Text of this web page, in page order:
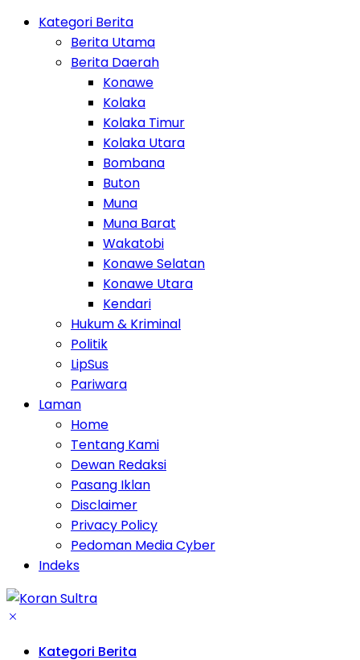
Kategori Berita
Berita Utama
Berita Daerah
Konawe
Kolaka
Kolaka Timur
Kolaka Utara
Bombana
Buton
Muna
Muna Barat
Wakatobi
Konawe Selatan
Konawe Utara
Kendari
Hukum & Kriminal
Politik
LipSus
Pariwara
Laman
Home
Tentang Kami
Dewan Redaksi
Pasang Iklan
Disclaimer
Privacy Policy
Pedoman Media Cyber
Indeks
Kategori Berita